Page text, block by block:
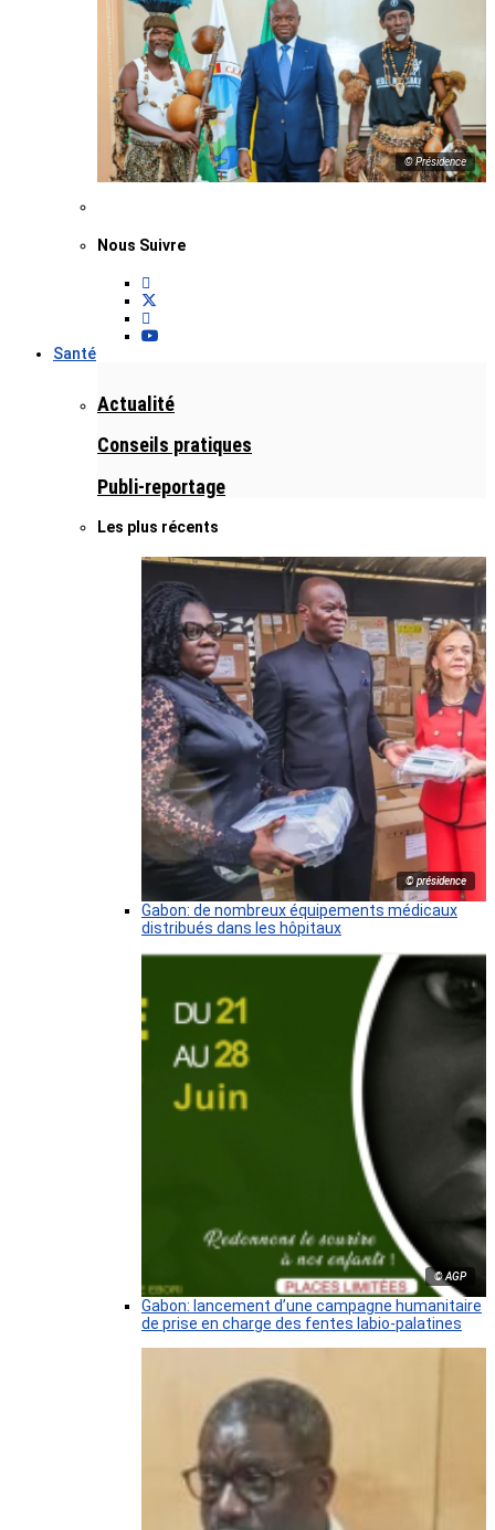
© Présidence
Nous Suivre
Santé
Actualité
Conseils pratiques
Publi-reportage
Les plus récents
© présidence
Gabon: de nombreux équipements médicaux
distribués dans les hôpitaux
© AGP
Gabon: lancement d’une campagne humanitaire
de prise en charge des fentes labio-palatines